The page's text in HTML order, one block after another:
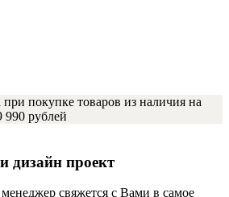
дизайн проект
свяжется с Вами в самое